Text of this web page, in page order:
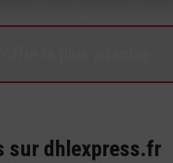
sur dhlexpress.fr